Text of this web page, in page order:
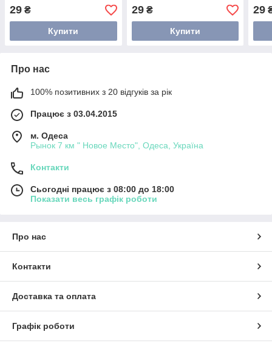
29 ₴
Купити
29₴
Купити
29
Про нас
100% позитивних з 20 відгуків за рік
Працює з 03.04.2015
м. Одеса
Рынок 7 км " Новое Место", Одеса, Україна
Контакти
Сьогодні працює з 08:00 до 18:00
Показати весь графік роботи
Про нас
Контакти
Доставка та оплата
Графік роботи